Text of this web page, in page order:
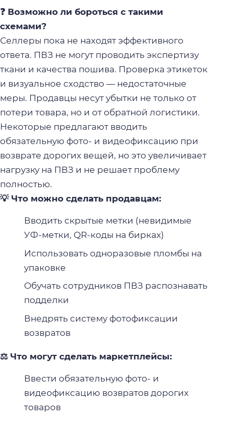
❓ Возможно ли бороться с такими
схемами?
Селлеры пока не находят эффективного
ответа. ПВЗ не могут проводить экспертизу
ткани и качества пошива. Проверка этикеток
и визуальное сходство — недостаточные
меры. Продавцы несут убытки не только от
потери товара, но и от обратной логистики.
Некоторые предлагают вводить
обязательную фото- и видеофиксацию при
возврате дорогих вещей, но это увеличивает
нагрузку на ПВЗ и не решает проблему
полностью.
💡 Что можно сделать продавцам:
Вводить скрытые метки (невидимые
УФ-метки, QR-коды на бирках)
Использовать одноразовые пломбы на
упаковке
Обучать сотрудников ПВЗ распознавать
подделки
Внедрять систему фотофиксации
возвратов
⚖️ Что могут сделать маркетплейсы:
Ввести обязательную фото- и
видеофиксацию возвратов дорогих
товаров